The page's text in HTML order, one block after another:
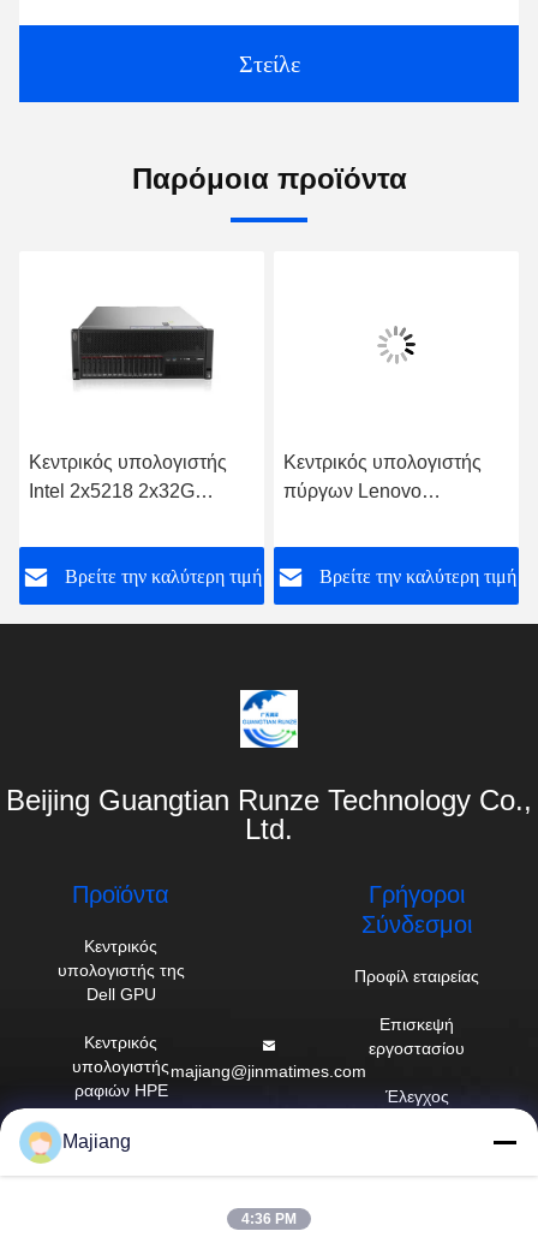
Στείλε
Παρόμοια προϊόντα
Κεντρικός υπολογιστής
Intel 2x5218 2x32G
πύργων ραφιών SR868
4U
Βρείτε την καλύτερη τιμή
Κεντρικός υπολογιστής
πύργων Lenovo
κεντρικών υπολογιστών
ραφιών Lenovo 2U ODM
Βρείτε την καλύτερη τιμή
Beijing Guangtian Runze Technology Co.,
Ltd.
Προϊόντα
Κεντρικός
υπολογιστής της
Dell GPU
Κεντρικός
υπολογιστής
ραφιών HPE
Κεντρικός
majiang@jinmatimes.com
που χτίζει 14,
Γρήγοροι
Σύνδεσμοι
Προφίλ εταιρείας
Επισκεψή
εργοστασίου
Έλεγχος
Majiang
4:36 PM